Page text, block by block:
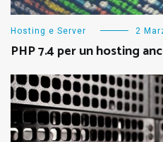
Hosting e Server 2
PHP 7.4 per un hosting